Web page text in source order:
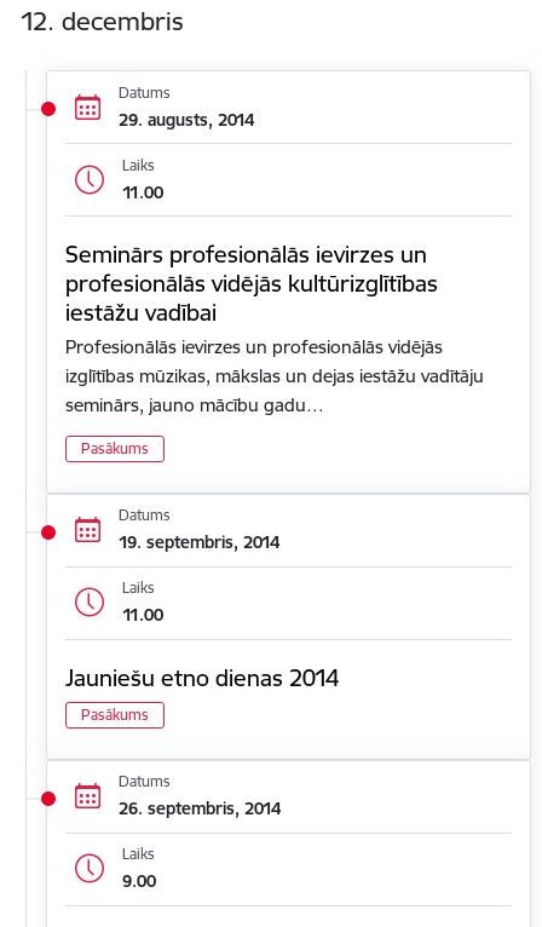
12. decembris
Datums
29. augusts, 2014
Laiks
11.00
Seminārs profesionālās ievirzes un
profesionālās vidējās kultūrizglītības
iestāžu vadībai
Profesionālās ievirzes un profesionālās vidējās
izglītības mūzikas, mākslas un dejas iestāžu vadītāju
seminārs, jauno mācību gadu…
Pasākums
Datums
19. septembris, 2014
Laiks
11.00
Jauniešu etno dienas 2014
Pasākums
Datums
26. septembris, 2014
Laiks
9.00